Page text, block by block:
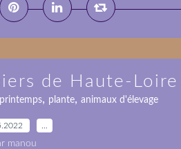
de Haute-Loire
printemps, plante, animaux d'élevage
manou